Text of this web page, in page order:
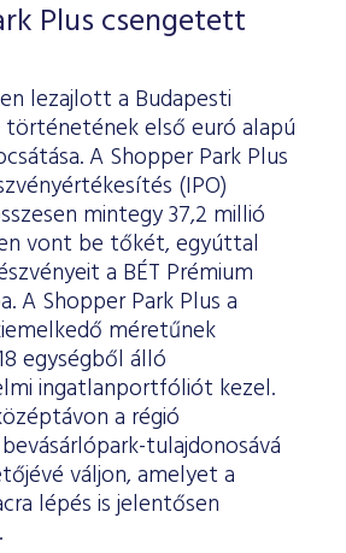
Plus csengetett
lezajlott a Budapesti
első euró alapú
A Shopper Park Plus
(IPO)
mintegy 37,2 millió
vont be tőkét, egyúttal
a BÉT Prémium
A Shopper Park Plus a
méretűnek
egységből álló
ingatlanportfóliót kezel.
a régió
tulajdonosává
váljon, amelyet a
lépés is jelentősen